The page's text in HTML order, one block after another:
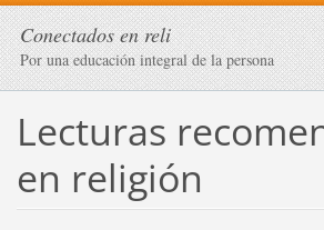
Conectados en reli
Por una educación integral de la persona
Lecturas
en religión